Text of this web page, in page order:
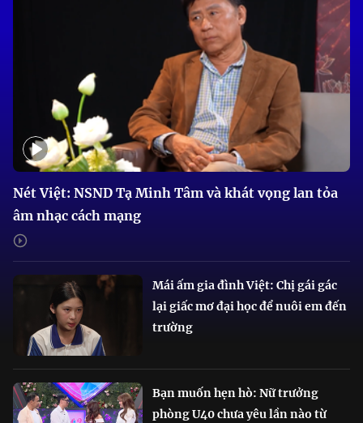
Nét Việt: NSND Tạ Minh Tâm và khát vọng lan tỏa
âm nhạc cách mạng
Mái ấm gia đình Việt: Chị gái gác
lại giấc mơ đại học để nuôi em đến
trường
Bạn muốn hẹn hò: Nữ trưởng
phòng U40 chưa yêu lần nào từ